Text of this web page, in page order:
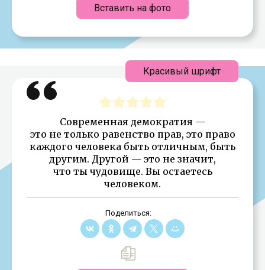
Вставить на фото
Современная демократия —
это не только равенство прав, это право
каждого человека быть отличным, быть
другим. Другой — это не значит,
что ты чудовище. Вы остаетесь
человеком.
Поделиться:
Красивый шрифт